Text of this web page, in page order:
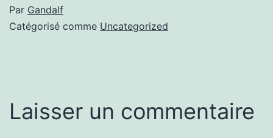
Par Gandalf
Catégorisé comme Uncategorized
Laisser un commentaire